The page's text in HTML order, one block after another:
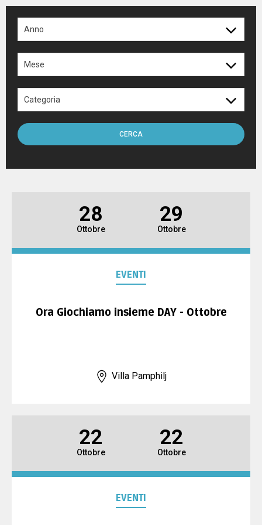
TECNICI
ARBITRI
COMMISSIONE TECNICA
FEDERAZIONE TRASPARENTE
Anno
Mese
Categoria
CERCA
28
Ottobre
29
Ottobre
EVENTI
Ora Giochiamo insieme DAY - Ottobre
Villa Pamphilj
22
Ottobre
22
Ottobre
EVENTI